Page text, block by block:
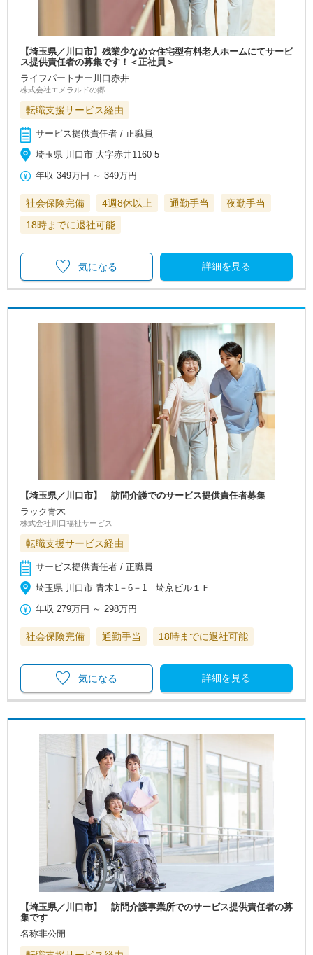
【埼玉県／川口市】残業少なめ☆住宅型有料老人ホームにてサービ
ス提供責任者の募集です！＜正社員＞
ライフパートナー川口赤井
株式会社エメラルドの郷
転職支援サービス経由
サービス提供責任者 / 正職員
埼玉県 川口市 大字赤井1160-5
年収 349万円 ～349万円
社会保険完備 4週8休以上 通勤手当
夜勤手当
18時までに退社可能
詳細を見る
気になる
【埼玉県／川口市】 訪問介護でのサービス提供責任者募集
ラック青木
株式会社川口福祉サービス
転職支援サービス経由
サービス提供責任者 / 正職員
埼玉県 川口市 青木1－6－1 埼京ビル１Ｆ
年収 279万円 ～ 298万円
社会保険完備 通勤手当 18時までに退社可能
詳細を見る
気になる
【埼玉県／川口市】 訪問介護事業所でのサービス提供責任者の募
集です
名称非公開